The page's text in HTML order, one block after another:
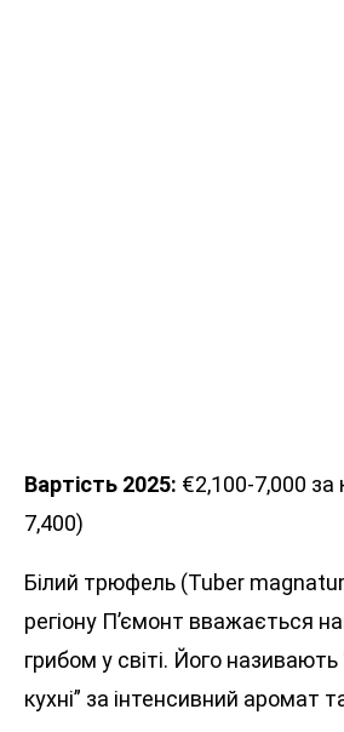
Вартість 2025: €2,100-7,000 за
7,400)
Білий трюфель (Tuber
регіону П’ємонт вважається
грибом у світі. Його
кухні” за інтенсивний аромат